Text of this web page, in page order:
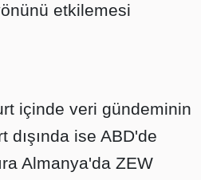
etkilemesi
içinde veri gündeminin
ise ABD'de
Almanya'da ZEW